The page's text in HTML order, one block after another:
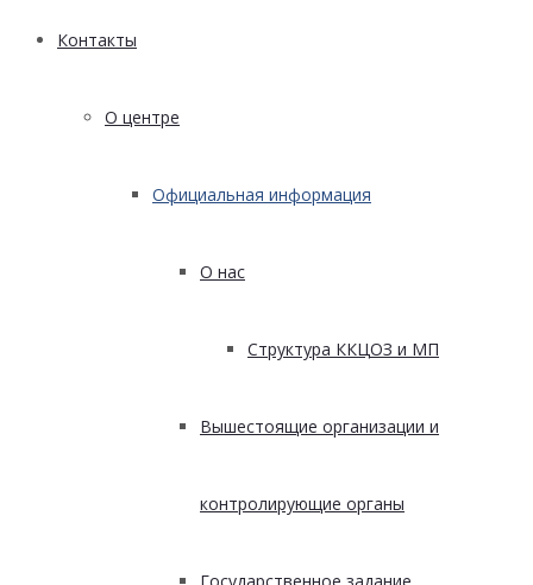
Контакты
О центре
Официальная информация
О нас
Структура ККЦОЗ и МП
Вышестоящие организации и
контролирующие органы